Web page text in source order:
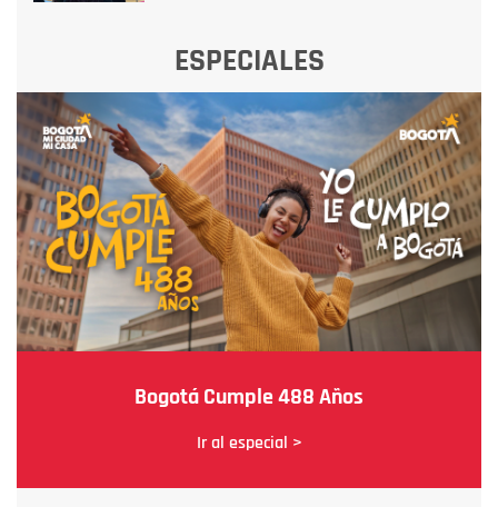
ESPECIALES
Bogotá Cumple 488 Años
Ir al especial >